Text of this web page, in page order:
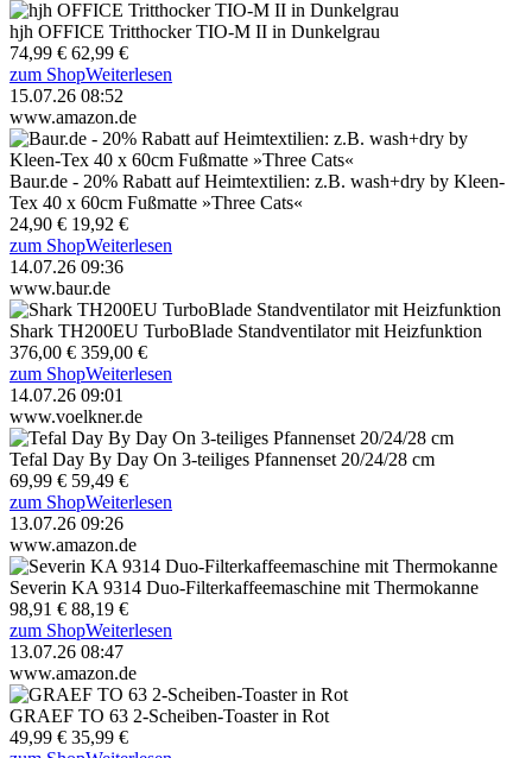
hjh OFFICE Tritthocker TIO-M II in Dunkelgrau
74,99 € 62,99 €
zum ShopWeiterlesen
15.07.26 08:52
www.amazon.de
Baur.de - 20% Rabatt auf Heimtextilien: z.B. wash+dry by Kleen-
Tex 40 x 60cm Fußmatte »Three Cats«
24,90 € 19,92 €
zum ShopWeiterlesen
14.07.26 09:36
www.baur.de
Shark TH200EU TurboBlade Standventilator mit Heizfunktion
376,00 € 359,00 €
zum ShopWeiterlesen
14.07.26 09:01
www.voelkner.de
Tefal Day By Day On 3-teiliges Pfannenset 20/24/28 cm
69,99 € 59,49 €
zum ShopWeiterlesen
13.07.26 09:26
www.amazon.de
Severin KA 9314 Duo-Filterkaffeemaschine mit Thermokanne
98,91 € 88,19 €
zum ShopWeiterlesen
13.07.26 08:47
www.amazon.de
GRAEF TO 63 2-Scheiben-Toaster in Rot
49,99 € 35,99 €